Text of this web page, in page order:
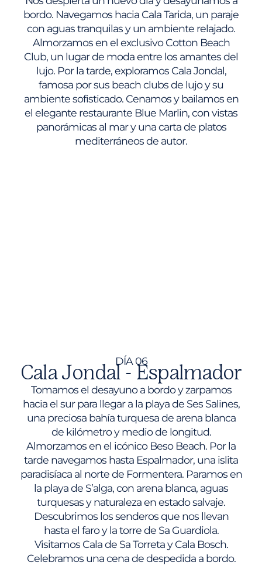
bordo. Navegamos hacia Cala Tarida, un paraje
con aguas tranquilas y un ambiente relajado.
Almorzamos en el exclusivo Cotton Beach
Club, un lugar de moda entre los amantes del
lujo. Por la tarde, exploramos Cala Jondal,
famosa por sus beach clubs de lujo y su
ambiente sofisticado. Cenamos y bailamos en
el elegante restaurante Blue Marlin, con vistas
panorámicas al mar y una carta de platos
mediterráneos de autor.
DÍA 06
Cala Jondal - Espalmador
Tomamos el desayuno a bordo y zarpamos
hacia el sur para llegar a la playa de Ses Salines,
una preciosa bahía turquesa de arena blanca
de kilómetro y medio de longitud.
Almorzamos en el icónico Beso Beach. Por la
tarde navegamos hasta Espalmador, una islita
paradisíaca al norte de Formentera. Paramos en
la playa de S’alga, con arena blanca, aguas
turquesas y naturaleza en estado salvaje.
Descubrimos los senderos que nos llevan
hasta el faro y la torre de Sa Guardiola.
Visitamos Cala de Sa Torreta y Cala Bosch.
Celebramos una cena de despedida a bordo.